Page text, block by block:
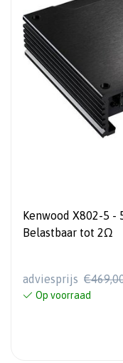
Kenwood X802-5 -
Belastbaar tot 2Ω
adviesprijs
Op voorraad